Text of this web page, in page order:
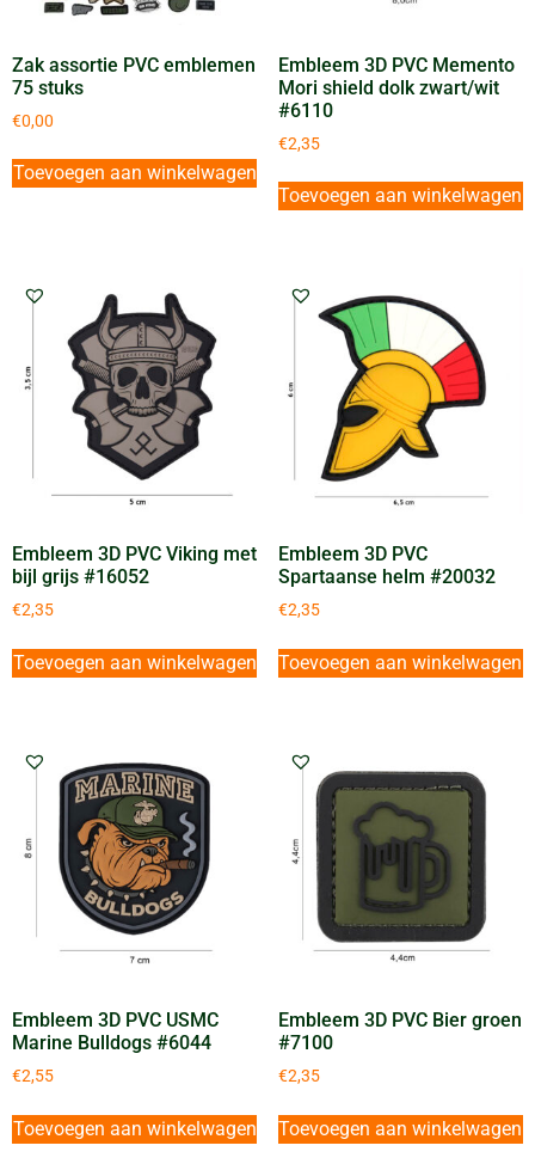
Zak assortie PVC emblemen
75 stuks
€0,00
Toevoegen aan winkelwagen
Embleem 3D PVC Memento
Mori shield dolk zwart/wit
#6110
€2,35
Toevoegen aan winkelwagen
Embleem 3D PVC Viking met
bijl grijs #16052
€2,35
Toevoegen aan winkelwagen
Embleem 3D PVC
Spartaanse helm #20032
€2,35
Toevoegen aan winkelwagen
Embleem 3D PVC USMC
Marine Bulldogs #6044
€2,55
Toevoegen aan winkelwagen
Embleem 3D PVC Bier groen
#7100
€2,35
Toevoegen aan winkelwagen